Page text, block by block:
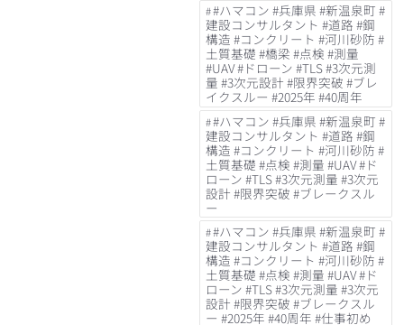
#ハマコン #兵庫県 #新温泉町 #
建設コンサルタント #道路 #鋼
構造 #コンクリート #河川砂防 #
土質基礎 #橋梁 #点検 #測量
#UAV #ドローン #TLS #3次元測
量 #3次元設計 #限界突破 #ブレ
イクスルー #2025年 #40周年
#ハマコン #兵庫県 #新温泉町 #
建設コンサルタント #道路 #鋼
構造 #コンクリート #河川砂防 #
土質基礎 #点検 #測量 #UAV #ド
ローン #TLS #3次元測量 #3次元
設計 #限界突破 #ブレークスル
ー
#ハマコン #兵庫県 #新温泉町 #
建設コンサルタント #道路 #鋼
構造 #コンクリート #河川砂防 #
土質基礎 #点検 #測量 #UAV #ド
ローン #TLS #3次元測量 #3次元
設計 #限界突破 #ブレークスル
ー #2025年 #40周年 #仕事初め